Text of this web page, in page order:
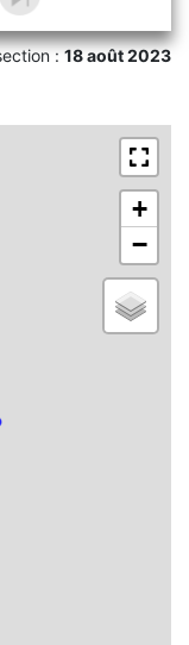
:18 août 2023
+
−